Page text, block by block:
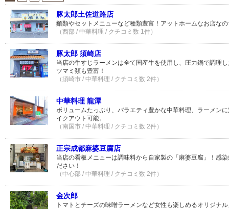
豚太郎土佐道路店
麵類やセットメニューなど種類豊富！アットホームなお店な
（西部 / 中華料理 / クチコミ数 1件）
豚太郎 須崎店
当店の牛すじラーメンは全て国産牛を使用し、圧力鍋で調理
ツマミ類も豊富！
（須崎市 / 中華料理 / クチコミ数 2件）
中華料理 龍潭
ボリュームたっぷり、バラエティ豊かな中華料理、ラーメン
イクアウト可能。
（南国市 / 中華料理 / クチコミ数 2件）
正宗成都麻婆豆腐店
当店の看板メニューは調味料から自家製の「麻婆豆腐」！感
ださい！
（中心部 / 中華料理 / クチコミ数 2件）
金次郎
トマトとチーズの味噌ラーメンなど女性も楽しめるオリジナ